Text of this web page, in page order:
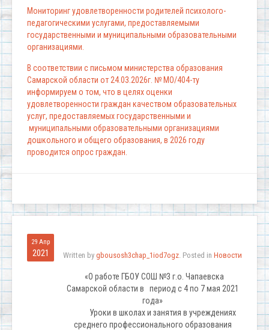
Мониторинг удовлетворенности родителей психолого-
педагогическими услугами, предоставляемыми
государственными и муниципальными образовательными
организациями.
В соответствии с письмом министерства образования
Самарской области от 24.03.2026г. № МО/404-ту
информируем о том, что в целях оценки
удовлетворенности граждан качеством образовательных
услуг, предоставляемых государственными и
муниципальными образовательными организациями
дошкольного и общего образования, в 2026 году
проводится опрос граждан.
29 Апр
2021 Written by gbousosh3chap_1iod7ogz. Posted in Новости
«О работе ГБОУ СОШ №3 г.о. Чапаевска
Самарской области в период с 4 по 7 мая 2021
года»
Уроки в школах и занятия в учреждениях
среднего профессионального образования